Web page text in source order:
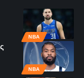
NBA
NBA